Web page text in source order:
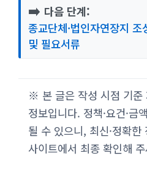
➡️ 다음 단계:
종교단체·법인자연장지
및 필요서류
※ 본 글은 작성 시점 기준
정보입니다. 정책·요건·금
될 수 있으니, 최신·정확
사이트에서 최종 확인해